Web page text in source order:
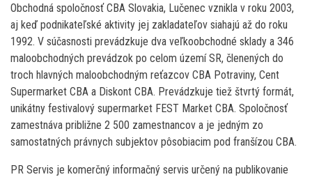
Obchodná spoločnosť CBA Slovakia, Lučenec vznikla v roku 2003,
aj keď podnikateľské aktivity jej zakladateľov siahajú až do roku
1992. V súčasnosti prevádzkuje dva veľkoobchodné sklady a 346
maloobchodných prevádzok po celom území SR, členených do
troch hlavných maloobchodným reťazcov CBA Potraviny, Cent
Supermarket CBA a Diskont CBA. Prevádzkuje tiež štvrtý formát,
unikátny festivalový supermarket FEST Market CBA. Spoločnosť
zamestnáva približne 2 500 zamestnancov a je jedným zo
samostatných právnych subjektov pôsobiacim pod franšízou CBA.
PR Servis je komerčný informačný servis určený na publikovanie